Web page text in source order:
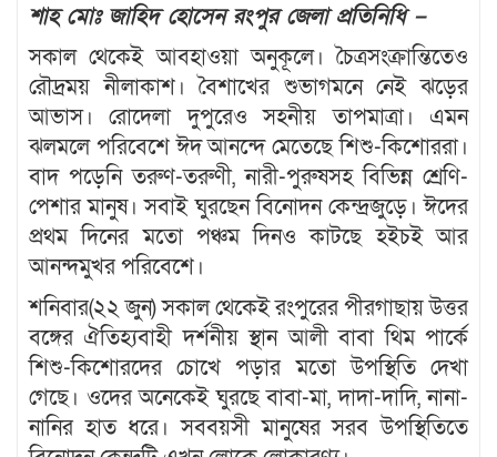
শাহ মোঃ জাহিদ হোসেন রংপুর জেলা প্রতিনিধি –
সকাল থেকেই আবহাওয়া অনুকূলে। চৈত্রসংক্রান্তিতেও
রৌদ্রময় নীলাকাশ। বৈশাখের শুভাগমনে নেই ঝড়ের
আভাস। রোদেলা দুপুরেও সহনীয় তাপমাত্রা। এমন
ঝলমলে পরিবেশে ঈদ আনন্দে মেতেছে শিশু-কিশোররা।
বাদ পড়েনি তরুণ-তরুণী, নারী-পুরুষসহ বিভিন্ন শ্রেণি-
পেশার মানুষ। সবাই ঘুরছেন বিনোদন কেন্দ্রজুড়ে। ঈদের
প্রথম দিনের মতো পঞ্চম দিনও কাটছে হইচই আর
আনন্দমুখর পরিবেশে।
শনিবার(২২ জুন) সকাল থেকেই রংপুরের পীরগাছায় উত্তর
বঙ্গের ঐতিহ্যবাহী দর্শনীয় স্থান আলী বাবা থিম পার্কে
শিশু-কিশোরদের চোখে পড়ার মতো উপস্থিতি দেখা
গেছে। ওদের অনেকেই ঘুরছে বাবা-মা, দাদা-দাদি, নানা-
নানির হাত ধরে। সববয়সী মানুষের সরব উপস্থিতিতে